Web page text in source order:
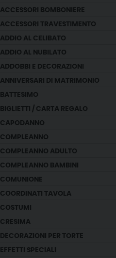
ACCESSORI BOMBONIERE
ACCESSORI TRAVESTIMENTO
ADDIO AL CELIBATO
ADDIO AL NUBILATO
ADDOBBI E DECORAZIONI
ANNIVERSARI DI MATRIMONIO
BATTESIMO
BIGLIETTI / CARTA REGALO
CAPODANNO
COMPLEANNO
COMPLEANNO ADULTO
COMPLEANNO BAMBINI
COMUNIONE
COORDINATI TAVOLA
COSTUMI
CRESIMA
DECORAZIONI PER TORTE
EFFETTI SPECIALI